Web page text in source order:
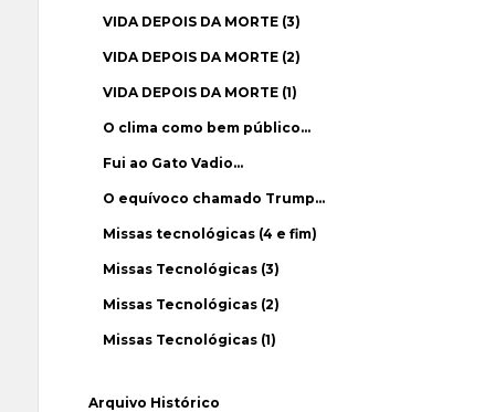
VIDA DEPOIS DA MORTE (3)
VIDA DEPOIS DA MORTE (2)
VIDA DEPOIS DA MORTE (1)
O clima como bem público…
Fui ao Gato Vadio…
O equívoco chamado Trump…
Missas tecnológicas (4 e fim)
Missas Tecnológicas (3)
Missas Tecnológicas (2)
Missas Tecnológicas (1)
Arquivo Histórico